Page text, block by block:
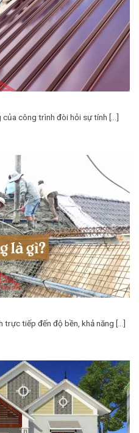
công trình đòi hỏi sự tính [...]
tiếp đến độ bền, khả năng [...]